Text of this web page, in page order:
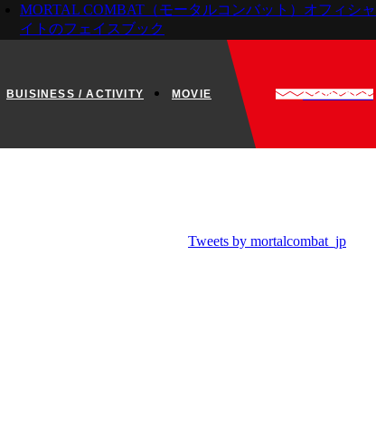
MORTAL COMBAT（モータルコンバット）オフィシ
イトのフェイスブック
BUISINESS / ACTIVITY MOVIE CONTACT
Tweets by mortalcombat_jp